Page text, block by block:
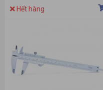
Hết hàng